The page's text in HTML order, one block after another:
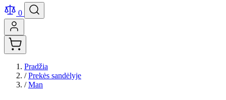
0
Pradžia
/ Prekės sandėlyje
/ Man